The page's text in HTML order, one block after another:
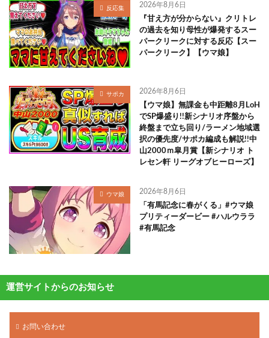
反応集 2026年8月6日
『甘え方が分からない』クリトレ
の過去を知り母性が爆発するスー
パークリークに対する反応【スー
パークリーク】【ウマ娘】
サポカ 2026年8月6日
【ウマ娘】無課金も中距離8月LoH
でSP爆盛り!!新シナリオ序盤から
終盤まで立ち回り/ラーメン地域選
択の優先度/サポカ編成も解説!!中
山2000ｍ皐月賞【新シナリオ ト
レセン軒 リーグオブヒーローズ】
ウマ娘 2026年8月6日
「有馬記念に春がくる」#ウマ娘
プリティーダービー #ハルウララ
#有馬記念
運営サイトからのお知らせ
お問い合わせ